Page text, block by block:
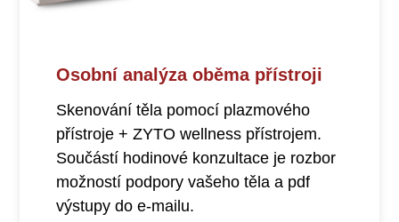
Osobní analýza oběma přístroji
Skenování těla pomocí plazmového
přístroje + ZYTO wellness přístrojem.
Součástí hodinové konzultace je rozbor
možností podpory vašeho těla a pdf
výstupy do e-mailu.